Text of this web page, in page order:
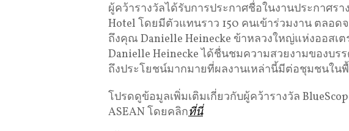
ผู้คว้ารางวัลได้รับการประกาศชื่อในงานประกาศร
Hotel โดยมีตัวแทนราว 150 คนเข้าร่วมงาน ตลอ
ถึงคุณ Danielle Heinecke ข้าหลวงใหญ่แห่งออสเต
Danielle Heinecke ได้ชื่นชมความสวยงามของบร
ถึงประโยชน์มากมายที่ผลงานเหล่านี้มีต่อชุมชนใน
โปรดดูข้อมูลเพิ่มเติมเกี่ยวกับผู้คว้ารางวัล
ASEAN โดยคลิกที่นี่